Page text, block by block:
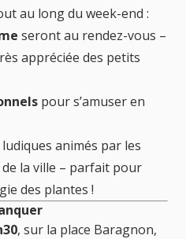
au long du week-end :
seront au rendez-vous –
appréciée des petits
pour s’amuser en
ludiques animés par les
la ville – parfait pour
des plantes !
, sur la place Baragnon,